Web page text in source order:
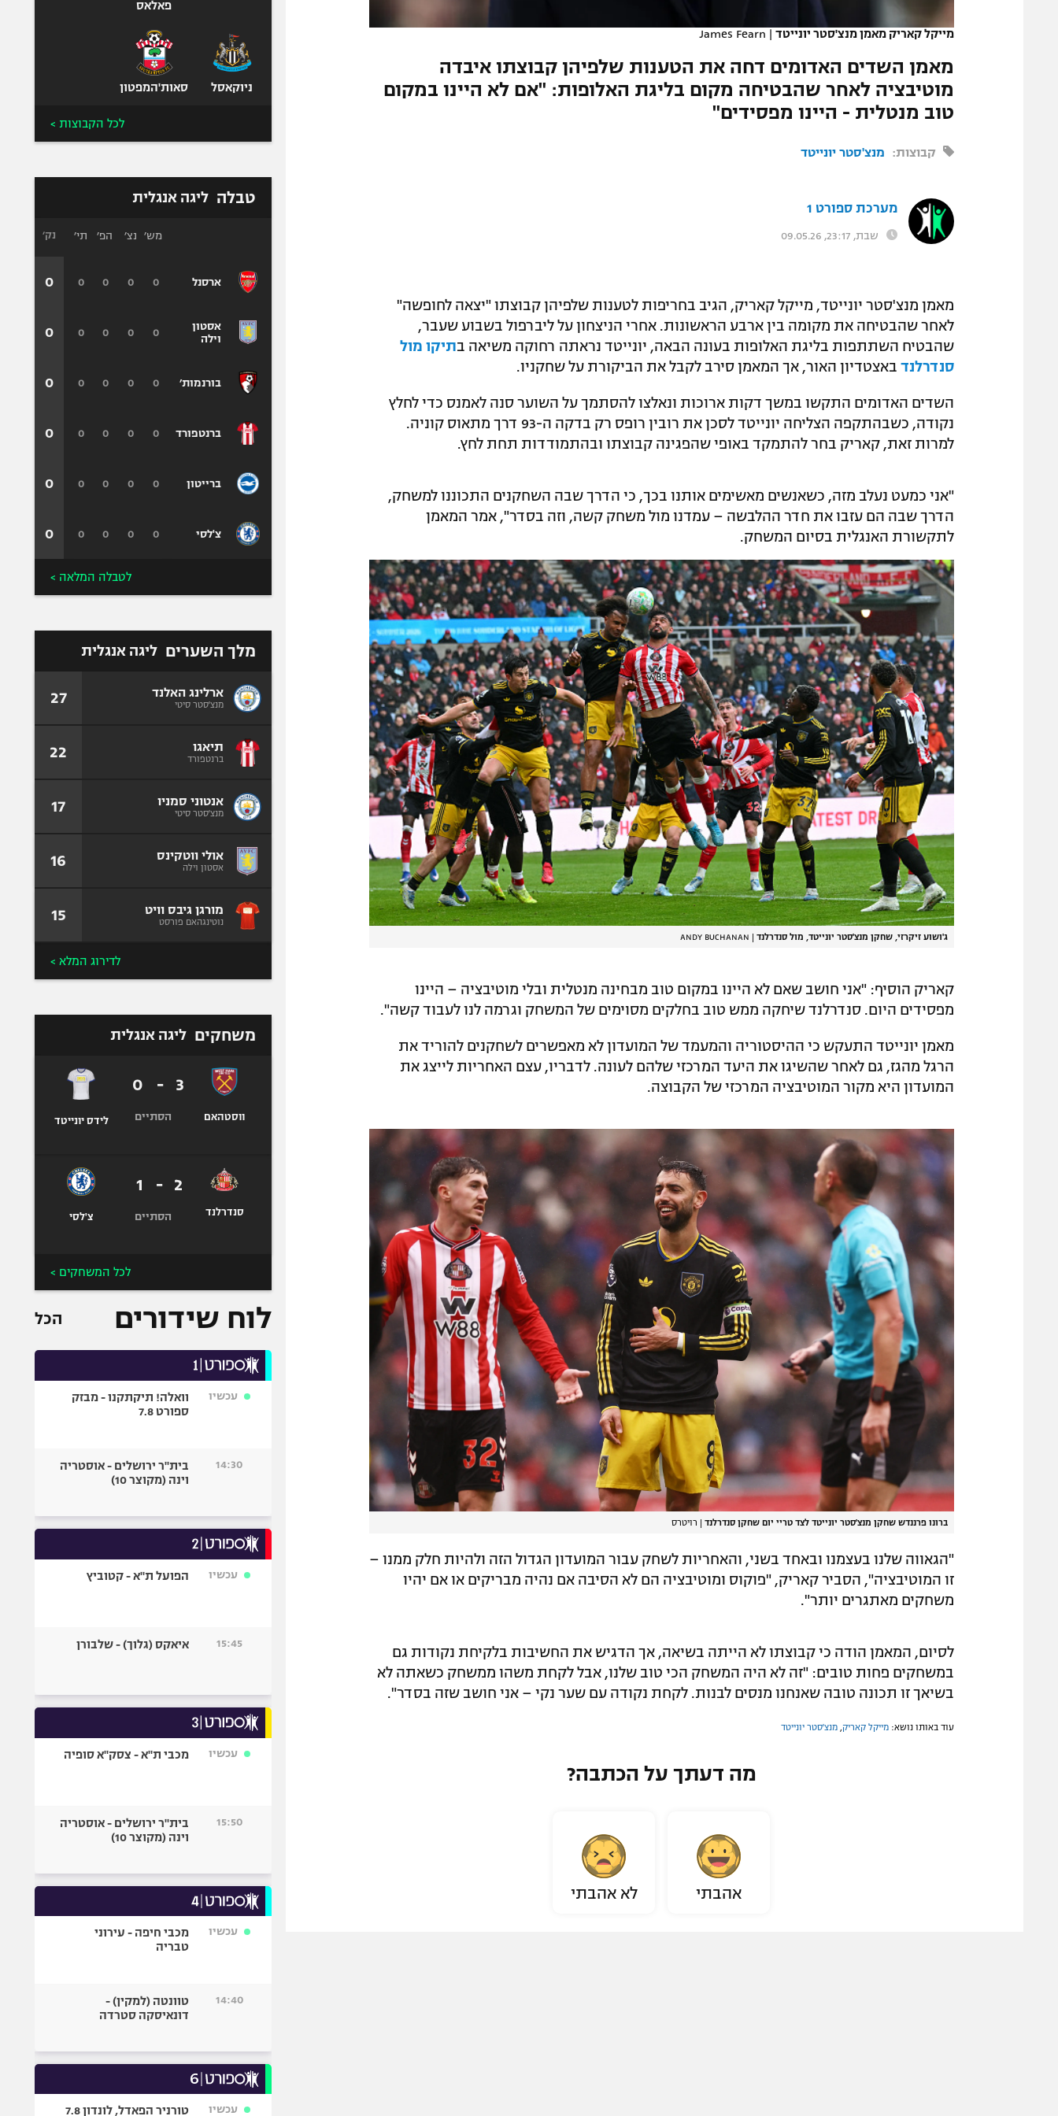
מייקל קאריק מאמן מנצ'סטר יונייטד |
James Fearn
מאמן השדים האדומים דחה את הטענות שלפיהן קבוצתו איבדה
מוטיבציה לאחר שהבטיחה מקום בליגת האלופות: "אם לא היינו במקום
טוב מנטלית - היינו מפסידים"
קבוצות: מנצ'סטר יונייטד
מערכת ספורט 1
שבת, 23:17, 09.05.26
מאמן מנצ'סטר יונייטד, מייקל קאריק, הגיב בחריפות לטענות שלפיהן קבוצתו "יצאה לחופשה"
לאחר שהבטיחה את מקומה בין ארבע הראשונות. אחרי הניצחון על ליברפול בשבוע שעבר,
שהבטיח השתתפות בליגת האלופות בעונה הבאה, יונייטד נראתה רחוקה משיאה בתיקו מול
סנדרלנד באצטדיון האור, אך המאמן סירב לקבל את הביקורת על שחקניו.
השדים האדומים התקשו במשך דקות ארוכות ונאלצו להסתמך על השוער סנה לאמנס כדי לחלץ
נקודה, כשבהתקפה הצליחה יונייטד לסכן את רובין רופס רק בדקה ה-93 דרך מתאוס קוניה.
למרות זאת, קאריק בחר להתמקד באופי שהפגינה קבוצתו ובהתמודדות תחת לחץ.
"אני כמעט נעלב מזה, כשאנשים מאשימים אותנו בכך, כי הדרך שבה השחקנים התכוננו למשחק,
הדרך שבה הם עזבו את חדר ההלבשה – עמדנו מול משחק קשה, וזה בסדר", אמר המאמן
לתקשורת האנגלית בסיום המשחק.
ג'ושוע זיקרזי, שחקן מנצ'סטר יונייטד, מול סנדרלנד |
ANDY BUCHANAN
קאריק הוסיף: "אני חושב שאם לא היינו במקום טוב מבחינה מנטלית ובלי מוטיבציה – היינו
מפסידים היום. סנדרלנד שיחקה ממש טוב בחלקים מסוימים של המשחק וגרמה לנו לעבוד קשה".
מאמן יונייטד התעקש כי ההיסטוריה והמעמד של המועדון לא מאפשרים לשחקנים להוריד את
הרגל מהגז, גם לאחר שהשיגו את היעד המרכזי שלהם לעונה. לדבריו, עצם האחריות לייצג את
המועדון היא מקור המוטיבציה המרכזי של הקבוצה.
ברונו פרננדש שחקן מנצ'סטר יונייטד לצד טריי יום שחקן סנדרלנד | רויטרס
"הגאווה שלנו בעצמנו ובאחד בשני, והאחריות לשחק עבור המועדון הגדול הזה ולהיות חלק ממנו –
זו המוטיבציה", הסביר קאריק, "פוקוס ומוטיבציה הם לא הסיבה אם נהיה מבריקים או אם יהיו
משחקים מאתגרים יותר".
לסיום, המאמן הודה כי קבוצתו לא הייתה בשיאה, אך הדגיש את החשיבות בלקיחת נקודות גם
במשחקים פחות טובים: "זה לא היה המשחק הכי טוב שלנו, אבל לקחת משהו ממשחק כשאתה לא
בשיאך זו תכונה טובה שאנחנו מנסים לבנות. לקחת נקודה עם שער נקי – אני חושב שזה בסדר".
עוד באותו נושא: מייקל קאריק מנצ'סטר יונייטד
מה דעתך על הכתבה?
אהבתי לא אהבתי
פאלאס
ניוקאסל סאות'המפטון
לכל הקבוצות >
טבלה ליגה אנגלית
ארסנל
אסטון
וילה
בורנמות׳
ברנטפורד
ברייטון
צ'לסי
מש׳ נצ׳ הפ׳ תי׳
0
0
0
0
0
0
0
0
0
0
0
0
0
0
0
0
0
0
0
0
0
0
0
0
נק׳
0
0
0
0
0
0
לטבלה המלאה >
מלך השערים ליגה אנגלית
ארלינג האלנד
מנצ'סטר סיטי 27
תיאגו
ברנטפורד 22
אנטוני סמניו
מנצ'סטר סיטי 17
אולי ווטקינס
אסטון וילה 16
מורגן גיבס וויט
נוטינגהאם פורסט 15
לדירוג המלא >
משחקים ליגה אנגלית
ווסטהאם
3
-
0
הסתיים לידס יונייטד
סנדרלנד
2
-
1
הסתיים צ'לסי
לכל המשחקים >
לוח שידורים הכל
עכשיו
וואלה! תיקתקנו - מבזק
ספורט 7.8
14:30
בית"ר ירושלים - אוסטריה
וינה (מקוצר 10)
עכשיו הפועל ת"א - קטוביץ
15:45 איאקס (גלוך) - שלבורן
עכשיו מכבי ת"א - צסק"א סופיה
15:50
בית"ר ירושלים - אוסטריה
וינה (מקוצר 10)
עכשיו
מכבי חיפה - עירוני
טבריה
14:40
טוונטה (למקין) -
דונאיסקה סטרדה
עכשיו טורניר הפאדל, לונדון 7.8